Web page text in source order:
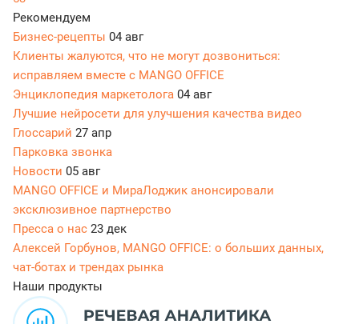
Рекомендуем
Бизнес-рецепты 04 авг
Клиенты жалуются, что не могут дозвониться:
исправляем вместе с MANGO OFFICE
Энциклопедия маркетолога 04 авг
Лучшие нейросети для улучшения качества видео
Глоссарий 27 апр
Парковка звонка
Новости 05 авг
MANGO OFFICE и МираЛоджик анонсировали
эксклюзивное партнерство
Пресса о нас 23 дек
Алексей Горбунов, MANGO OFFICE: о больших данных,
чат-ботах и трендах рынка
Наши продукты